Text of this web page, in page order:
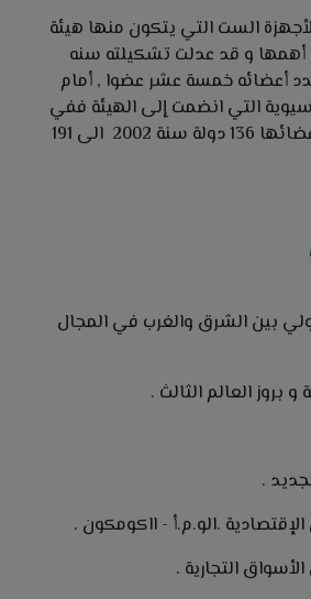
الست التي يتكون منها هيئة
أهمها و قد عدلت تشكيلته سنه
عدد أعضائه خمسة عشر عضوا , أمام
التي انضمت إلى الهيئة ففي
سنة 1973 بلغ عدد أعضائها 136 دولة سنة 2002 الى 191
بين الشرق والغرب في المجال
و بروز العالم الثالث .
.
.الو.م.أ - ااكومكون .
التجارية .